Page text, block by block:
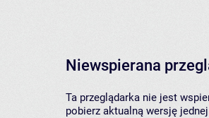
Niewspierana
Ta przeglądarka nie jest
pobierz aktualną wersję